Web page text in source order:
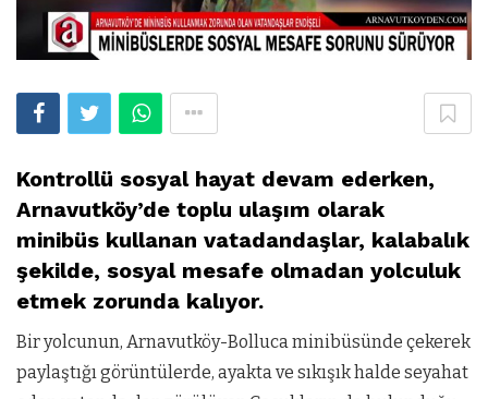
Kontrollü sosyal hayat devam ederken,
Arnavutköy’de toplu ulaşım olarak
minibüs kullanan vatadandaşlar, kalabalık
şekilde, sosyal mesafe olmadan yolculuk
etmek zorunda kalıyor.
Bir yolcunun, Arnavutköy-Bolluca minibüsünde çekerek
paylaştığı görüntülerde, ayakta ve sıkışık halde seyahat